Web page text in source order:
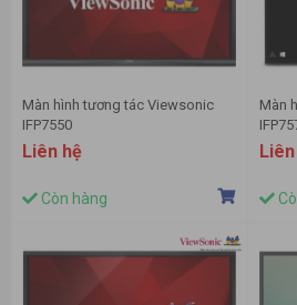
Màn hình tương tác Viewsonic
IFP7550
Liên hệ
Còn hàng
Màn